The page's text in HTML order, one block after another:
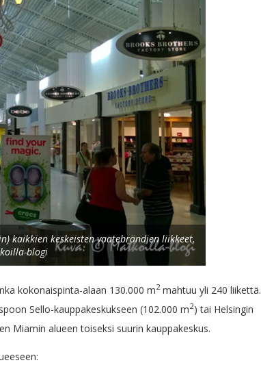
kaikkien keskeisten vaatebrändien liikkeet.
blogi
kokonaispinta-alaan 130.000 m2 mahtuu yli 240 liikettä.
Sello-kauppakeskukseen (102.000 m2) tai Helsingin
Miamin alueen toiseksi suurin kauppakeskus.